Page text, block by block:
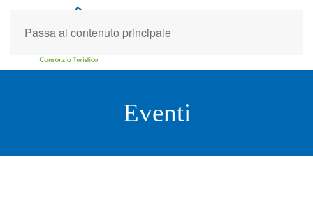
Passa al contenuto principale
Eventi